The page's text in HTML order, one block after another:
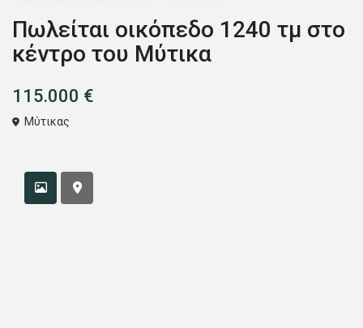
Πωλείται οικόπεδο 1240 τμ στο
κέντρο του Μύτικα
115.000 €
Μύτικας